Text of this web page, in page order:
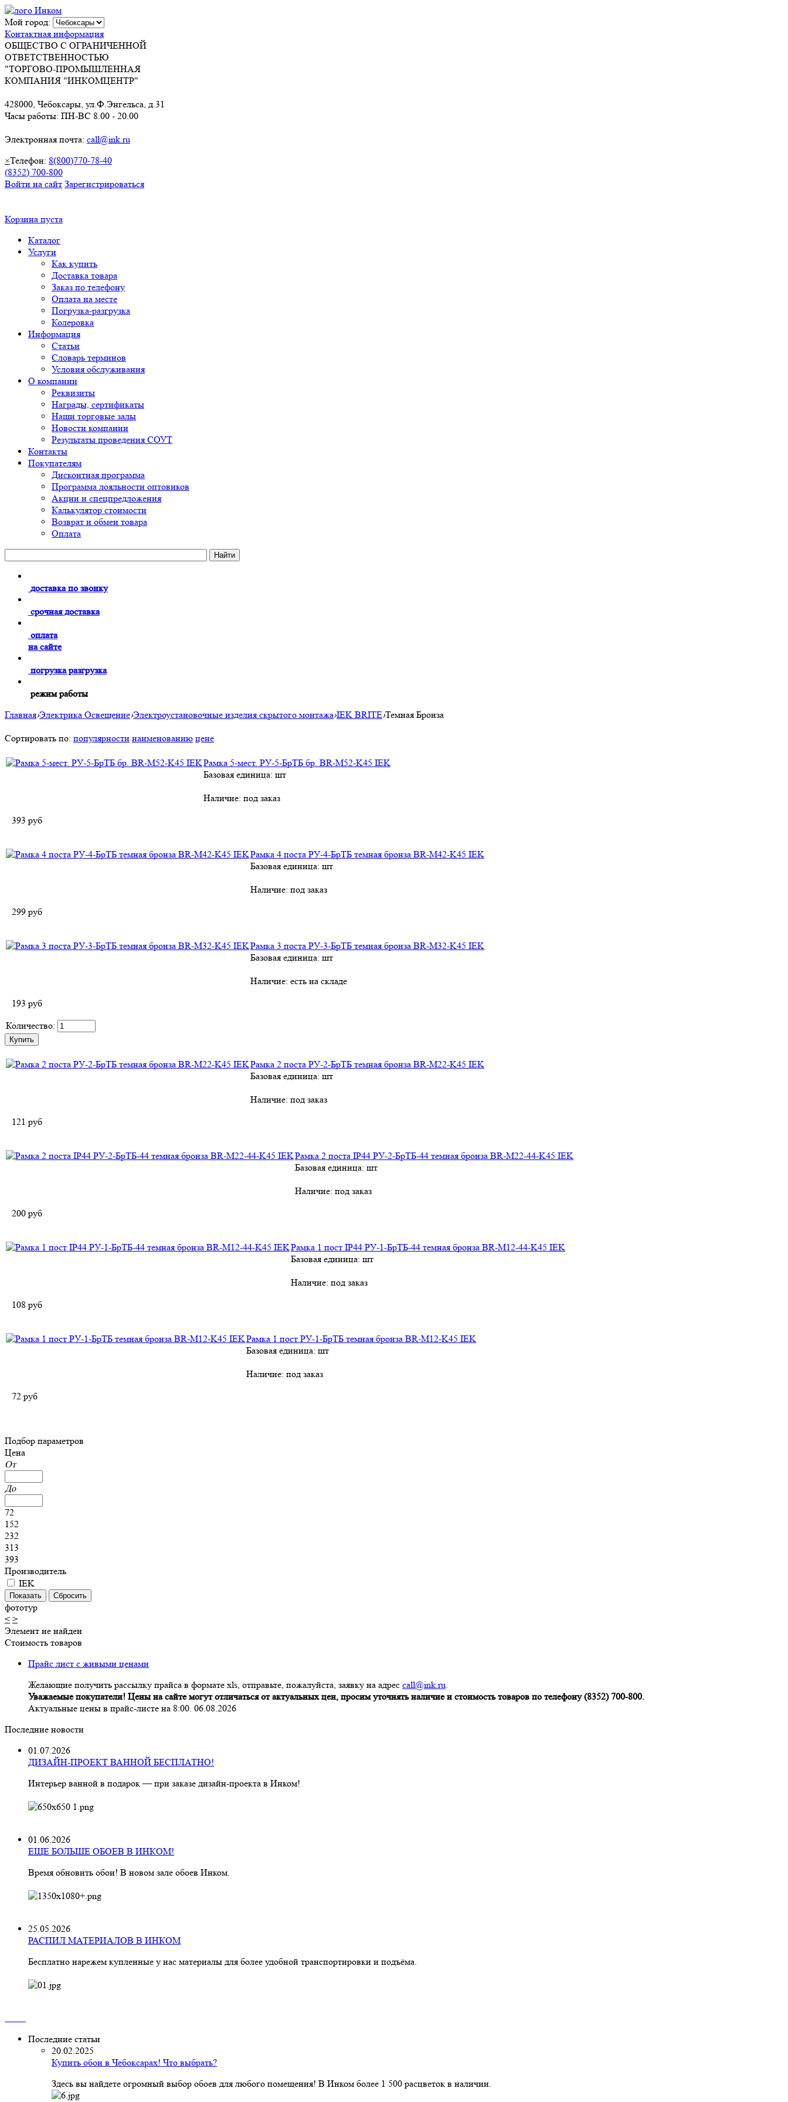
Мой город:
Контактная информация
ОБЩЕСТВО С ОГРАНИЧЕННОЙ
ОТВЕТСТВЕННОСТЬЮ
"ТОРГОВО-ПРОМЫШЛЕННАЯ
КОМПАНИЯ "ИНКОМЦЕНТР"
428000, Чебоксары, ул.Ф.Энгельса, д.31
Часы работы: ПН-ВС 8.00 - 20.00
Электронная почта: call@ink.ru
×Телефон: 8(800)770-78-40
(8352) 700-800
Войти на сайт Зарегистрироваться
Корзина пуста
Каталог
Услуги
Как купить
Доставка товара
Заказ по телефону
Оплата на месте
Погрузка-разгрузка
Колеровка
Информация
Статьи
Словарь терминов
Условия обслуживания
О компании
Реквизиты
Награды, сертификаты
Наши торговые залы
Новости компании
Результаты проведения СОУТ
Контакты
Покупателям
Дисконтная программа
Программа лояльности оптовиков
Акции и спецпредложения
Калькулятор стоимости
Возврат и обмен товара
Оплата
доставка по звонку
срочная доставка
оплата
на сайте
погрузка разгрузка
режим работы
Главная›Электрика Освещение›Электроустановочные изделия скрытого монтажа›IEK BRITE›Темная Бронза
Сортировать по: популярности наименованию цене
Рамка 5-мест. РУ-5-БрТБ бр. BR-M52-K45 IEK
Базовая единица: шт
Наличие: под заказ
393 руб
Рамка 4 поста РУ-4-БрТБ темная бронза BR-M42-K45 IEK
Базовая единица: шт
Наличие: под заказ
299 руб
Рамка 3 поста РУ-3-БрТБ темная бронза BR-M32-K45 IEK
Базовая единица: шт
Наличие: есть на складе
193 руб
Количество:
Рамка 2 поста РУ-2-БрТБ темная бронза BR-M22-K45 IEK
Базовая единица: шт
Наличие: под заказ
121 руб
Рамка 2 поста IP44 РУ-2-БрТБ-44 темная бронза BR-M22-44-K45 IEK
Базовая единица: шт
Наличие: под заказ
200 руб
Рамка 1 пост IP44 РУ-1-БрТБ-44 темная бронза BR-M12-44-K45 IEK
Базовая единица: шт
Наличие: под заказ
108 руб
Рамка 1 пост РУ-1-БрТБ темная бронза BR-M12-K45 IEK
Базовая единица: шт
Наличие: под заказ
72 руб
Подбор параметров
Цена
От
До
72
152
232
313
393
Производитель
IEK
фототур
< >
Элемент не найден
Стоимость товаров
Прайс лист с живыми ценами
Желающие получить рассылку прайса в формате xls, отправьте, пожалуйста, заявку на адрес call@ink.ru.
Уважаемые покупатели! Цены на сайте могут отличаться от актуальных цен, просим уточнять наличие и стоимость товаров по телефону (8352) 700-800.
Актуальные цены в прайс-листе на 8:00. 06.08.2026
Последние новости
01.07.2026
ДИЗАЙН-ПРОЕКТ ВАННОЙ БЕСПЛАТНО!
Интерьер ванной в подарок — при заказе дизайн‑проекта в Инком!
01.06.2026
ЕЩЕ БОЛЬШЕ ОБОЕВ В ИНКОМ!
Время обновить обои! В новом зале обоев Инком.
25.05.2026
РАСПИЛ МАТЕРИАЛОВ В ИНКОМ
Бесплатно нарежем купленные у нас материалы для более удобной транспортировки и подъёма.
Последние статьи
20.02.2025
Купить обои в Чебоксарах! Что выбрать?
Здесь вы найдете огромный выбор обоев для любого помещения! В Инком более 1 500 расцветок в наличии.